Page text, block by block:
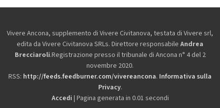
Vivere Ancona, supplemento di Vivere Civitanova, testata di Vivere srl,
edita da Vivere Civitanova SRLs. Direttore responsabile Andrea
Brecciaroli.Registrazione presso il tribunale di Ancona n° 4 del 2
novembre 2020.
RSS: http://feeds.feedburner.com/vivereancona. Informativa sulla
Privacy.
Accedi | Pagina generata in 0.01 secondi